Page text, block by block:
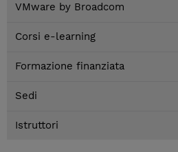
VMware by Broadcom
Corsi e-learning
Formazione finanziata
Sedi
Istruttori